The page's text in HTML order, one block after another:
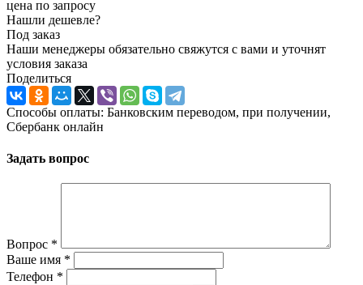
цена по запросу
Нашли дешевле?
Под заказ
Наши менеджеры обязательно свяжутся с вами и уточнят
условия заказа
Поделиться
Способы оплаты: Банковским переводом, при получении,
Сбербанк онлайн
Задать вопрос
Вопрос *
Ваше имя *
Телефон *